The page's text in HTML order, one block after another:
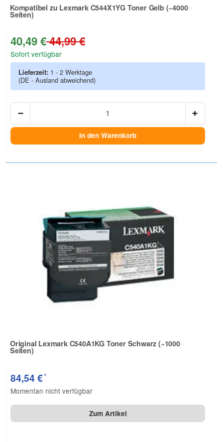
Kompatibel zu Lexmark C544X1YG Toner Gelb (~4000
Seiten)
Zur Artikelbewertung
40,49 €44,99 €
Sofort verfügbar
Lieferzeit: 1 - 2 Werktage
(DE - Ausland abweichend)
In den Warenkorb
Original Lexmark C540A1KG Toner Schwarz (~1000
Seiten)
Zur Artikelbewertung
84,54 €*
Momentan nicht verfügbar
Zum Artikel